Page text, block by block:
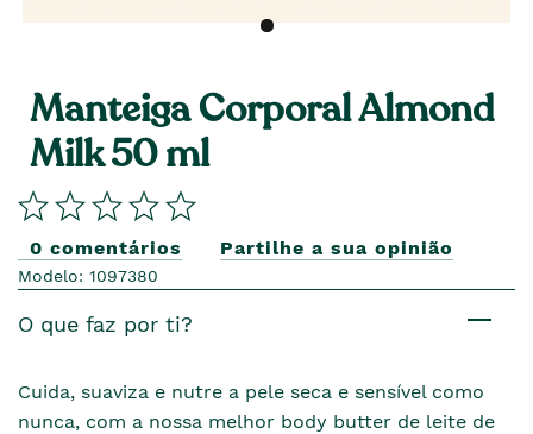
Manteiga Corporal Almond
Milk 50 ml
0 comentários Partilhe a sua opinião
Modelo: 1097380
O que faz por ti?
Cuida, suaviza e nutre a pele seca e sensível como
nunca, com a nossa melhor body butter de leite de